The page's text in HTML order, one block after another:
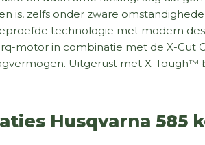
is, zelfs onder zware
technologie met modern
motor in combinatie met de X-Cut
Uitgerust met X-Tough™
Husqvarna 585